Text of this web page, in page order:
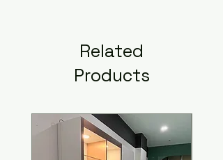
Related
Products